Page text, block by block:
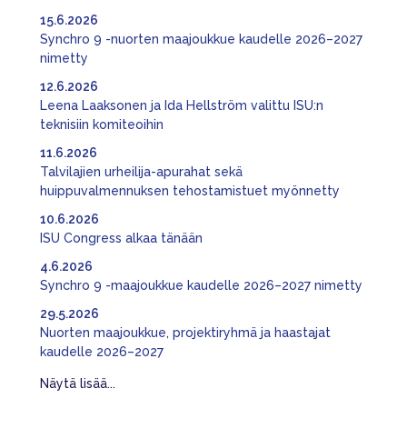
Synchro 9 -nuorten maajoukkue kaudelle 2026–2027
nimetty
15.6.2026
Leena Laaksonen ja Ida Hellström valittu ISU:n
teknisiin komiteoihin
12.6.2026
Talvilajien urheilija-apurahat sekä
huippuvalmennuksen tehostamistuet myönnetty
11.6.2026
ISU Congress alkaa tänään
10.6.2026
Synchro 9 -maajoukkue kaudelle 2026–2027 nimetty
4.6.2026
Nuorten maajoukkue, projektiryhmä ja haastajat
kaudelle 2026–2027
29.5.2026
Näytä lisää...